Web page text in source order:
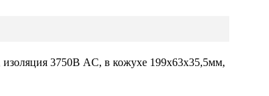
3750В AC, в кожухе 199х63х35,5мм,